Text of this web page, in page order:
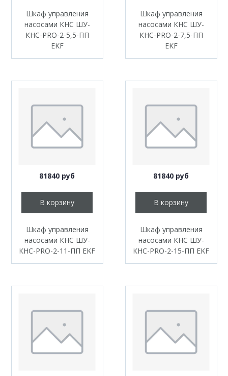
Шкаф управления
насосами КНС ШУ-
КНС-PRO-2-5,5-ПП
EKF
Шкаф управления
насосами КНС ШУ-
КНС-PRO-2-7,5-ПП
EKF
81840 руб
В корзину
Шкаф управления
насосами КНС ШУ-
КНС-PRO-2-11-ПП EKF
81840 руб
В корзину
Шкаф управления
насосами КНС ШУ-
КНС-PRO-2-15-ПП EKF